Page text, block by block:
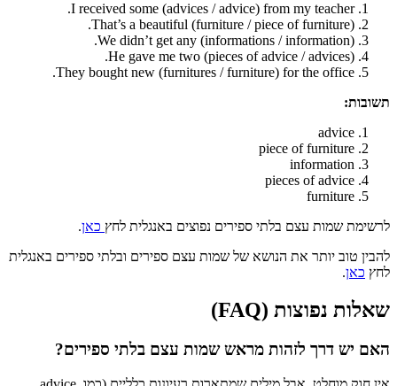
I received some (advices / advice) from my teacher.
That’s a beautiful (furniture / piece of furniture).
We didn’t get any (informations / information).
He gave me two (pieces of advice / advices).
They bought new (furnitures / furniture) for the office.
תשובות:
advice
piece of furniture
information
pieces of advice
furniture
לרשימת שמות עצם בלתי ספירים נפוצים באנגלית לחץ כאן.
להבין טוב יותר את הנושא של שמות עצם ספירים ובלתי ספירים באנגלית
לחץ כאן.
שאלות נפוצות (FAQ)
האם יש דרך לזהות מראש שמות עצם בלתי ספירים?